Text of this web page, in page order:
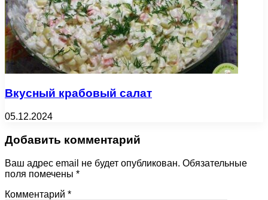
Вкусный крабовый салат
05.12.2024
Добавить комментарий
Ваш адрес email не будет опубликован. Обязательные
поля помечены *
Комментарий *